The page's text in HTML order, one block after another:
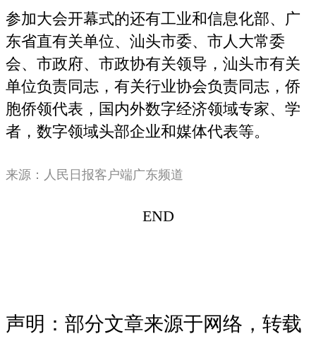
参加大会开幕式的还有工业和信息化部、广
东省直有关单位、汕头市委、市人大常委
会、市政府、市政协有关领导，汕头市有关
单位负责同志，有关行业协会负责同志，侨
胞侨领代表，国内外数字经济领域专家、学
者，数字领域头部企业和媒体代表等。
来源：人民日报客户端广东频道
END
声明：部分文章来源于网络，转载